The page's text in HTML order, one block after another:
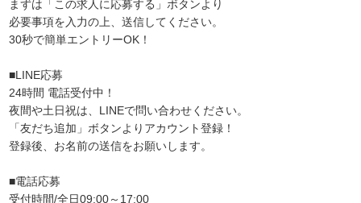
まずは「この求人に応募する」ボタンより
必要事項を入力の上、送信してください。
30秒で簡単エントリーOK！
■LINE応募
24時間 電話受付中！
夜間や土日祝は、LINEで問い合わせください。
「友だち追加」ボタンよりアカウント登録！
登録後、お名前の送信をお願いします。
■電話応募
受付時間/全日09:00～17:00